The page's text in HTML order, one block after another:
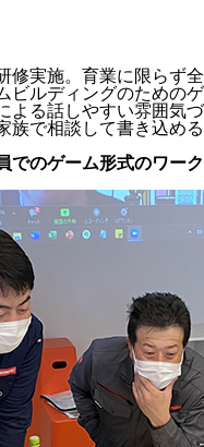
修実施。育業に限らず全
ビルディングのためのゲ
よる話しやすい雰囲気づ
族で相談して書き込める
でのゲーム形式のワーク